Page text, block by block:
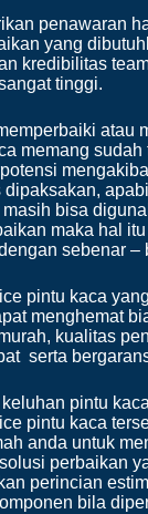
penawaran
yang
kredibilitas
tinggi.
atau
memang sudah
dipaksakan,
bisa
maka hal
sebenar –
pintu kaca
menghemat
kualitas
serta
pintu
pintu kaca
anda untuk
perbaikan
perincian
bila